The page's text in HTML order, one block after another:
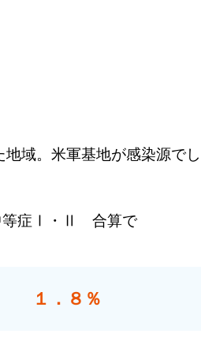
域。米軍基地が感染源でし
等症Ⅰ・Ⅱ 合算で
１．８％